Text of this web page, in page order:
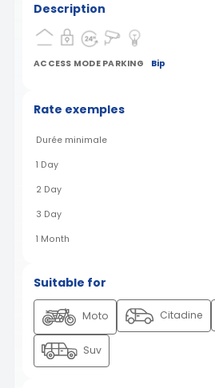
Description
ACCESS MODE PARKING Bip
Rate exemples
Durée minimale
1 Day
2 Day
3 Day
1 Month
Suitable for
Moto Citadine
Suv